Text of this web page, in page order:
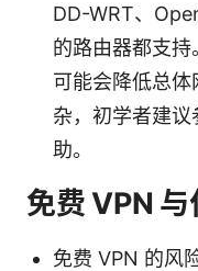
DD-WRT、
的路由器都支
可能会降低总
杂，初学者建
助。
免费 VPN
免费 VPN 的风